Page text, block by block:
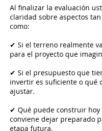
Al finalizar la evaluación
claridad sobre aspectos
como:
✔ Si el terreno realmente
para el proyecto que
✔ Si el presupuesto que
invertir es suficiente o qué
ajustar.
✔ Qué puede construir hoy
conviene dejar preparado
etapa futura.